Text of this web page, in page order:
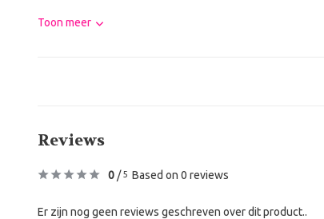
Toon meer
Reviews
0 /5 Based on 0 reviews
Er zijn nog geen reviews geschreven over dit product..